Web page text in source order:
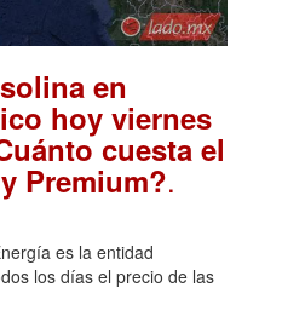
en
hoy viernes
cuesta el
Premium?.
es la entidad
los días el precio de las